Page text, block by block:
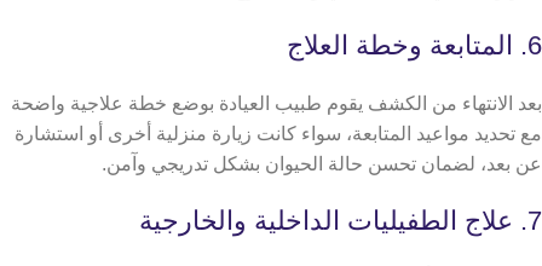
6. المتابعة وخطة العلاج
بعد الانتهاء من الكشف يقوم طبيب العيادة بوضع خطة علاجية واضحة
مع تحديد مواعيد المتابعة، سواء كانت زيارة منزلية أخرى أو استشارة
عن بعد، لضمان تحسن حالة الحيوان بشكل تدريجي وآمن.
7. علاج الطفيليات الداخلية والخارجية